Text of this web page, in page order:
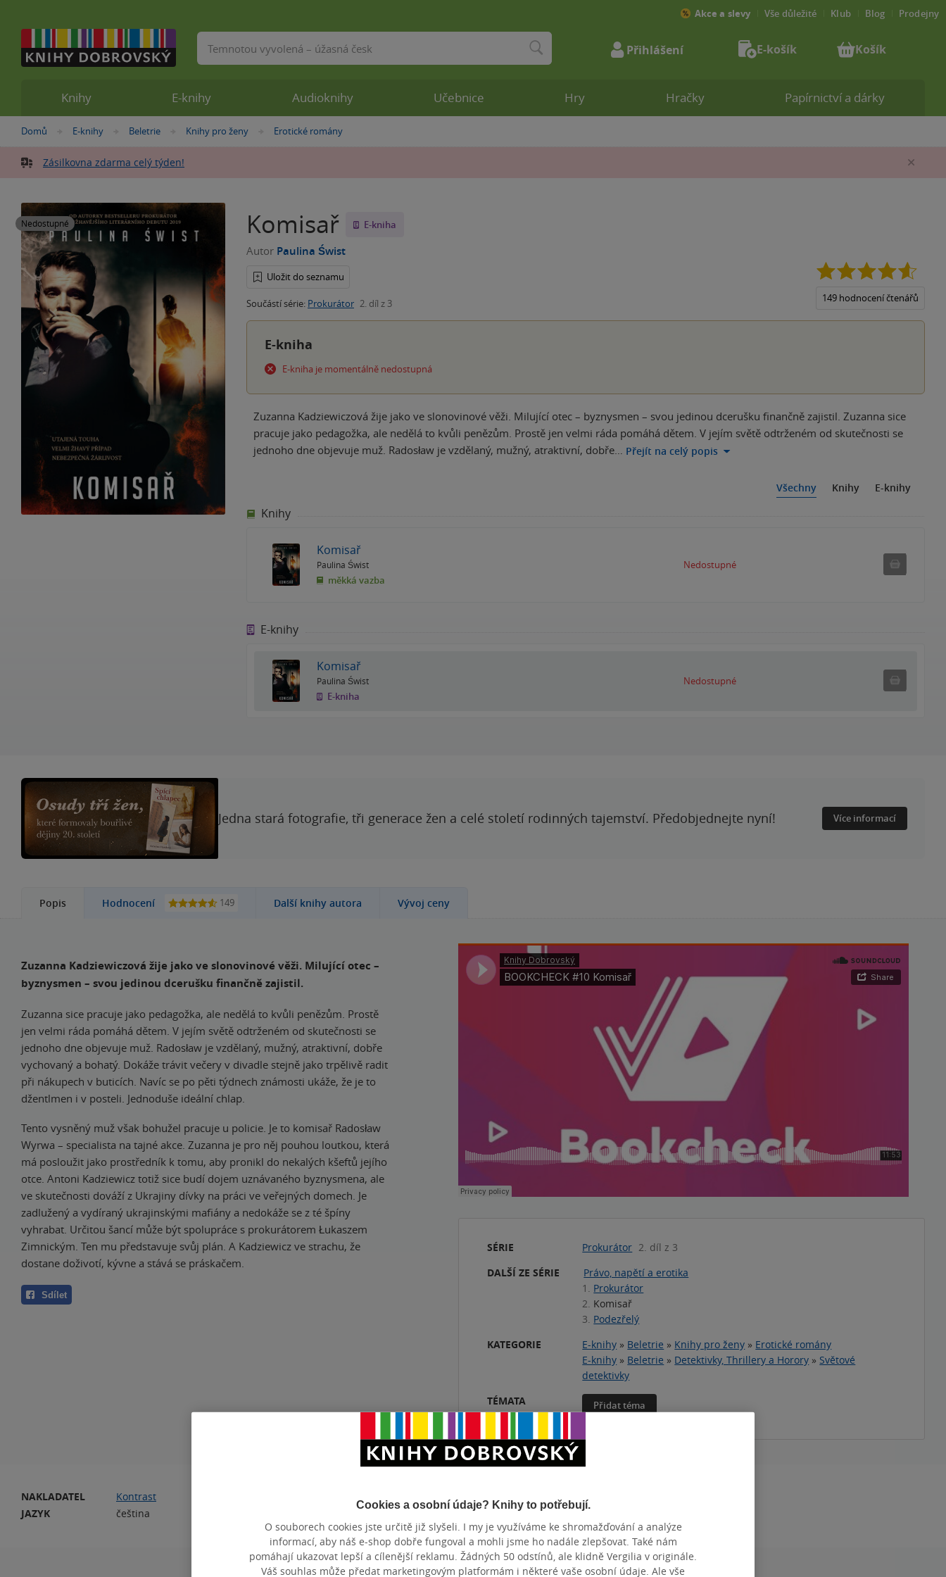
Nacházíte
zde:
Domů »
E-knihy »
Beletrie »
Knihy pro ženy »
Erotické romány
Zásilkovna zdarma celý týden!
Nedostupné Komisař E-kniha
Autor Paulina Świst
Uložit do seznamu
Součástí série: Prokurátor 2. díl z 3
5
149 hodnocení čtenářů
E-kniha
E-kniha je momentálně nedostupná
Zuzanna Kadziewiczová žije jako ve slonovinové věži. Milující otec – byznysmen – svou jedinou dcerušku finančně zajistil. Zuzanna sice
pracuje jako pedagožka, ale nedělá to kvůli penězům. Prostě jen velmi ráda pomáhá dětem. V jejím světě odtrženém od skutečnosti se
jednoho dne objevuje muž. Radosław je vzdělaný, mužný, atraktivní, dobře… Přejít na celý popis
Všechny Knihy E-knihy
Knihy
Komisař
Paulina Świst
měkká vazba
Nedostupné
E-knihy
Komisař
Paulina Świst
E-kniha
Nedostupné Nedostupné
Jedna stará fotografie, tři generace žen a celé století rodinných tajemství. Předobjednejte nyní! Více informací
Popis Hodnocení 149 Další knihy autora Vývoj ceny
Zuzanna Kadziewiczová žije jako ve slonovinové věži. Milující otec –
byznysmen – svou jedinou dcerušku finančně zajistil.
Zuzanna sice pracuje jako pedagožka, ale nedělá to kvůli penězům. Prostě
jen velmi ráda pomáhá dětem. V jejím světě odtrženém od skutečnosti se
jednoho dne objevuje muž. Radosław je vzdělaný, mužný, atraktivní, dobře
vychovaný a bohatý. Dokáže trávit večery v divadle stejně jako trpělivě radit
při nákupech v buticích. Navíc se po pěti týdnech známosti ukáže, že je to
džentlmen i v posteli. Jednoduše ideální chlap.
Tento vysněný muž však bohužel pracuje u policie. Je to komisař Radosław
Wyrwa – specialista na tajné akce. Zuzanna je pro něj pouhou loutkou, která
má posloužit jako prostředník k tomu, aby pronikl do nekalých kšeftů jejího
otce. Antoni Kadziewicz totiž sice budí dojem uznávaného byznysmena, ale
ve skutečnosti dováží z Ukrajiny dívky na práci ve veřejných domech. Je
zadlužený a vydíraný ukrajinskými mafiány a nedokáže se z té špíny
vyhrabat. Určitou šancí může být spolupráce s prokurátorem Łukaszem
Zimnickým. Ten mu představuje svůj plán. A Kadziewicz ve strachu, že
dostane doživotí, kývne a stává se práskačem.
Sdílet
SÉRIE Prokurátor 2. díl z 3
DALŠÍ ZE SÉRIE
Právo, napětí a erotika
1. Prokurátor
2. Komisař
3. Podezřelý
KATEGORIE
E-knihy » Beletrie » Knihy pro ženy » Erotické romány
E-knihy » Beletrie » Detektivky, Thrillery a Horory » Světové
detektivky
TÉMATA
Přidat téma
NAKLADATEL
Kontrast
JAZYK
čeština
DATUM VYDÁNÍ
Knihy E-knihy Audioknihy Učebnice Hry Hračky Papírnictví a dárky
Akce a slevy Vše důležité Klub Blog Prodejny
Vyhledávání Přihlášení E-košík Košík
Cookies a osobní údaje? Knihy to potřebují.
O souborech cookies jste určitě již slyšeli. I my je využíváme ke shromažďování a analýze
informací, aby náš e-shop dobře fungoval a mohli jsme ho nadále zlepšovat. Také nám
pomáhají ukazovat lepší a cílenější reklamu. Žádných 50 odstínů, ale klidně Vergilia v originále.
Váš souhlas může předat marketingovým platformám i některé vaše osobní údaje. Ale vše